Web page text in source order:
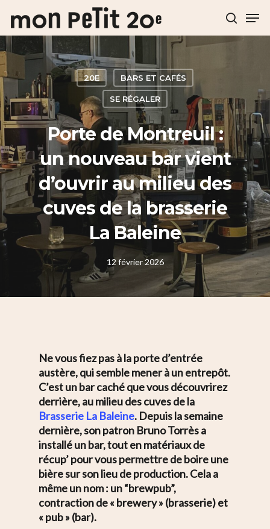
Hit enter to search or ESC to close
20E BARS ET CAFÉS
SE RÉGALER
Porte de Montreuil :
un nouveau bar vient
d’ouvrir au milieu des
cuves de la brasserie
La Baleine
12 février 2026
Ne vous fiez pas à la porte d’entrée
austère, qui semble mener à un entrepôt.
C’est un bar caché que vous découvrirez
derrière, au milieu des cuves de la
Brasserie La Baleine. Depuis la semaine
dernière, son patron Bruno Torrès a
installé un bar, tout en matériaux de
récup’ pour vous permettre de boire une
bière sur son lieu de production. Cela a
même un nom : un “brewpub”,
contraction de « brewery » (brasserie) et
« pub » (bar).